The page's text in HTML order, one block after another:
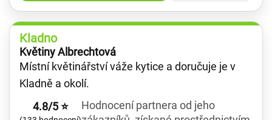
Kladno
Květiny Albrechtová
Místní květinářství váže kytice a doručuje je v
Kladně a okolí.
4.8/5 ⭐
Hodnocení partnera od jeho